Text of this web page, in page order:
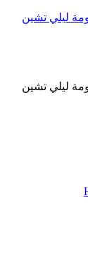
ليلي تشين
ليلي تشين